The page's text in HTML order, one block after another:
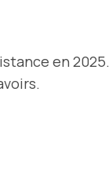
en 2025.